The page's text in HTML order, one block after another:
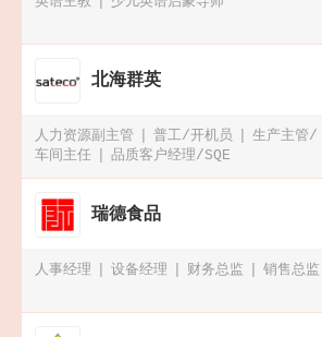
北海群英
人力资源副主管 普工/开机员
生产主管/
车间主任
品质客户经理/SQE
瑞德食品
人事经理 设备经理 财务总监 销售总监